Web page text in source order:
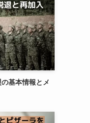
基本情報とメ